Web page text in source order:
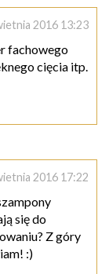
2016 13:23
fachowego
cięcia itp.
2016 17:22
się do
Z góry
:)